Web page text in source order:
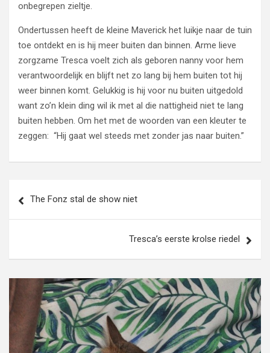
onbegrepen zieltje.
Ondertussen heeft de kleine Maverick het luikje naar de tuin
toe ontdekt en is hij meer buiten dan binnen. Arme lieve
zorgzame Tresca voelt zich als geboren nanny voor hem
verantwoordelijk en blijft net zo lang bij hem buiten tot hij
weer binnen komt. Gelukkig is hij voor nu buiten uitgedold
want zo’n klein ding wil ik met al die nattigheid niet te lang
buiten hebben. Om het met de woorden van een kleuter te
zeggen: “Hij gaat wel steeds met zonder jas naar buiten.”
navigatie
The Fonz stal de show niet
Tresca’s eerste krolse riedel